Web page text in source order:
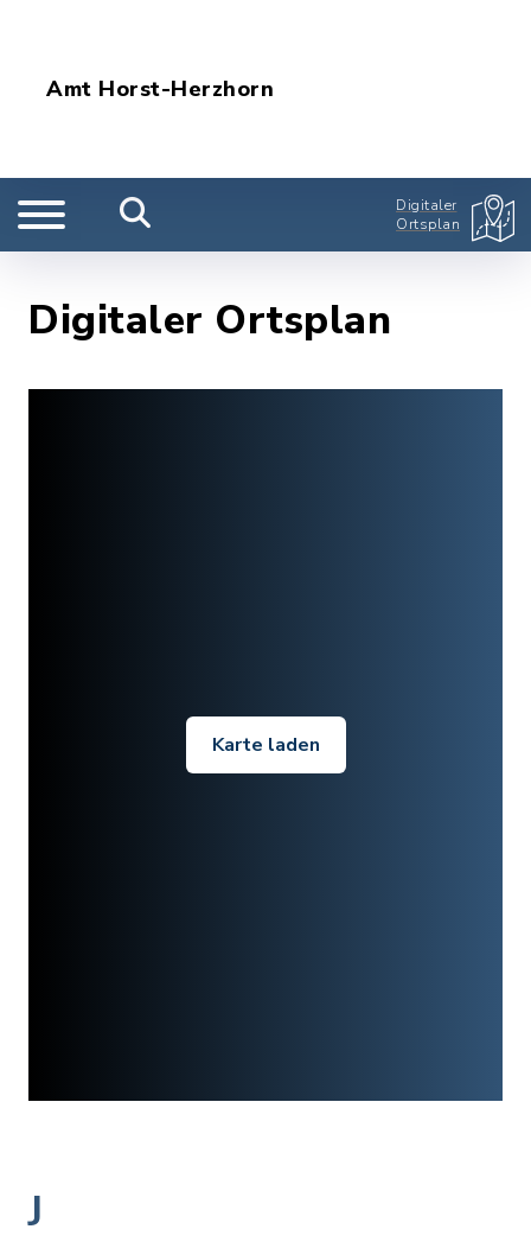
Amt Horst-Herzhorn
Digitaler
Ortsplan
Digitaler Ortsplan
Karte laden
J